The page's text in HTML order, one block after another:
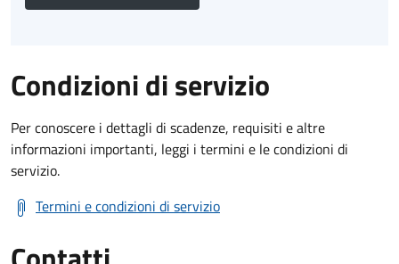
Condizioni di servizio
Per conoscere i dettagli di scadenze, requisiti e altre
informazioni importanti, leggi i termini e le condizioni di
servizio.
Termini e condizioni di servizio